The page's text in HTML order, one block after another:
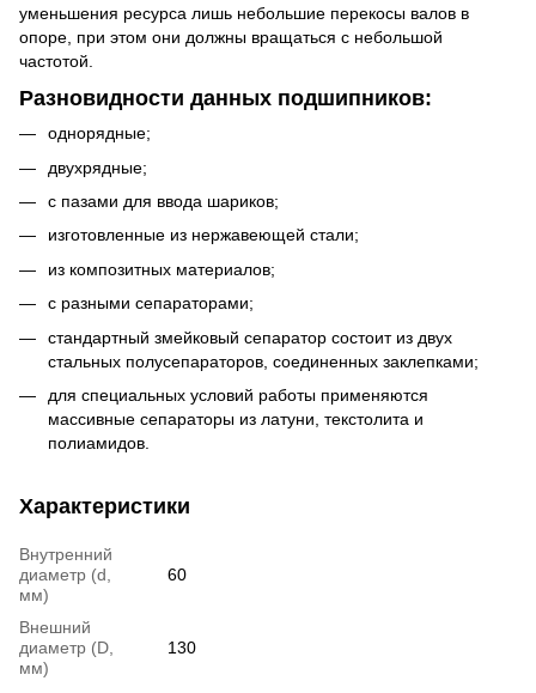
уменьшения ресурса лишь небольшие перекосы валов в
опоре, при этом они должны вращаться с небольшой
частотой.
Разновидности данных подшипников:
однорядные;
двухрядные;
с пазами для ввода шариков;
изготовленные из нержавеющей стали;
из композитных материалов;
с разными сепараторами;
стандартный змейковый сепаратор состоит из двух
стальных полусепараторов, соединенных заклепками;
для специальных условий работы применяются
массивные сепараторы из латуни, текстолита и
полиамидов.
Характеристики
Внутренний
диаметр (d,
мм)
60
Внешний
диаметр (D,
мм)
130